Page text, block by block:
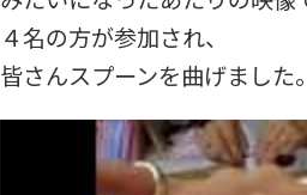
４名の方が参加され、
皆さんスプーンを曲げました